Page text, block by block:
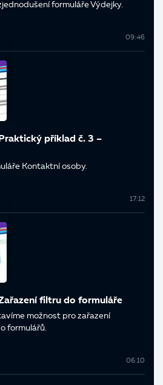
formuláře Výdejky.
09:46
příklad č. 3 –
Kontaktní osoby.
17:12
filtru do formuláře
možnost pro zařazení
formulářů.
06:10